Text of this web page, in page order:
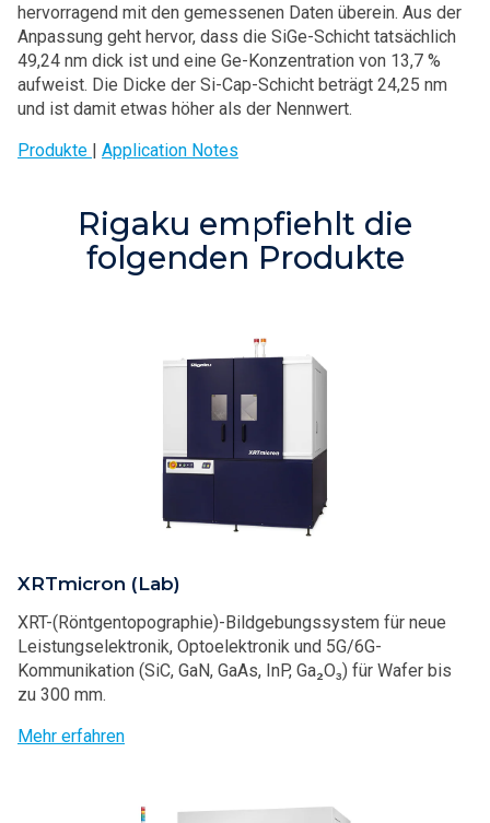
hervorragend mit den gemessenen Daten überein. Aus der
Anpassung geht hervor, dass die SiGe-Schicht tatsächlich
49,24 nm dick ist und eine Ge-Konzentration von 13,7 %
aufweist. Die Dicke der Si-Cap-Schicht beträgt 24,25 nm
und ist damit etwas höher als der Nennwert.
Produkte | Application Notes
Rigaku empfiehlt die
folgenden Produkte
XRTmicron (Lab)
XRT-(Röntgentopographie)-Bildgebungssystem für neue
Leistungselektronik, Optoelektronik und 5G/6G-
Kommunikation (SiC, GaN, GaAs, InP, Ga₂O₃) für Wafer bis
zu 300 mm.
Mehr erfahren